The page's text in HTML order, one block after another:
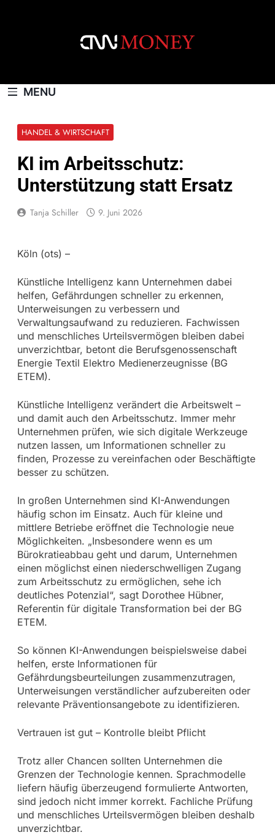
MENU
HANDEL & WIRTSCHAFT
KI im Arbeitsschutz:
Unterstützung statt Ersatz
Tanja Schiller 9. Juni 2026
Köln (ots) –
Künstliche Intelligenz kann Unternehmen dabei
helfen, Gefährdungen schneller zu erkennen,
Unterweisungen zu verbessern und
Verwaltungsaufwand zu reduzieren. Fachwissen
und menschliches Urteilsvermögen bleiben dabei
unverzichtbar, betont die Berufsgenossenschaft
Energie Textil Elektro Medienerzeugnisse (BG
ETEM).
Künstliche Intelligenz verändert die Arbeitswelt –
und damit auch den Arbeitsschutz. Immer mehr
Unternehmen prüfen, wie sich digitale Werkzeuge
nutzen lassen, um Informationen schneller zu
finden, Prozesse zu vereinfachen oder Beschäftigte
besser zu schützen.
In großen Unternehmen sind KI-Anwendungen
häufig schon im Einsatz. Auch für kleine und
mittlere Betriebe eröffnet die Technologie neue
Möglichkeiten. „Insbesondere wenn es um
Bürokratieabbau geht und darum, Unternehmen
einen möglichst einen niederschwelligen Zugang
zum Arbeitsschutz zu ermöglichen, sehe ich
deutliches Potenzial“, sagt Dorothee Hübner,
Referentin für digitale Transformation bei der BG
ETEM.
So können KI-Anwendungen beispielsweise dabei
helfen, erste Informationen für
Gefährdungsbeurteilungen zusammenzutragen,
Unterweisungen verständlicher aufzubereiten oder
relevante Präventionsangebote zu identifizieren.
Vertrauen ist gut – Kontrolle bleibt Pflicht
Trotz aller Chancen sollten Unternehmen die
Grenzen der Technologie kennen. Sprachmodelle
liefern häufig überzeugend formulierte Antworten,
sind jedoch nicht immer korrekt. Fachliche Prüfung
und menschliches Urteilsvermögen bleiben deshalb
unverzichtbar.